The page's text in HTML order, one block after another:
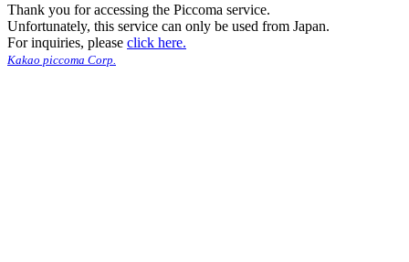
Thank you for accessing the Piccoma service.
Unfortunately, this service can only be used from Japan.
For inquiries, please click here.
Kakao piccoma Corp.